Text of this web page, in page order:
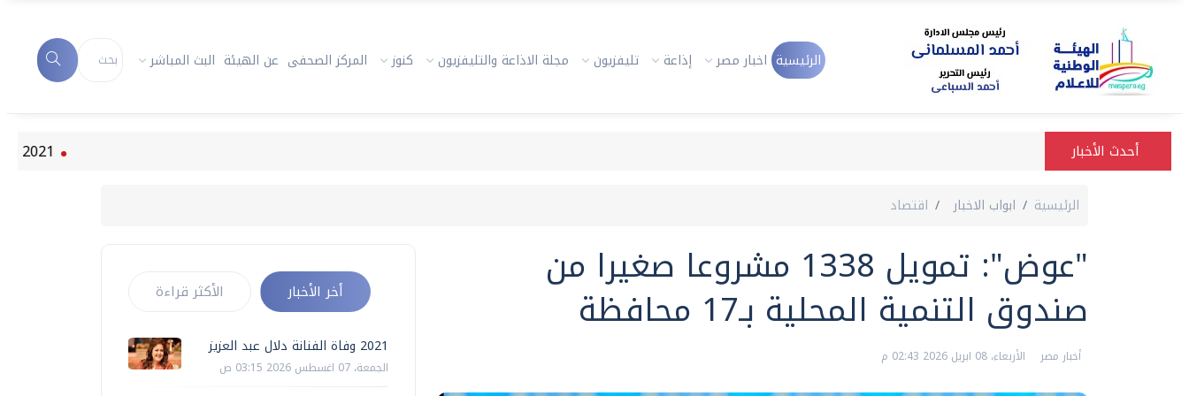
الرئيسية اخبار مصر إذاعة تليفزيون مجلة الاذاعة والتليفزيون كنوز المركز الصحفى عن الهيئة البث المباشر
أحدث الأخبار
الرئيسية ابواب الاخبار اقتصاد
"عوض": تمويل 1338 مشروعا صغيرا من
صندوق التنمية المحلية بـ17 محافظة
أخبار مصر الأربعاء، 08 ابريل 2026 02:43 م
أخر الأخبار الأكثر قراءة
2021 وفاة الفنانة دلال عبد العزيز
الجمعة، 07 اغسطس 2026 03:15 ص